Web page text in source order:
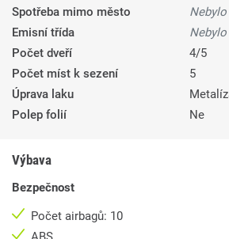
Spotřeba mimo město
Emisní třída
Počet dveří
4/5
Počet míst k sezení
5
Úprava laku
Polep folií
Ne
Výbava
Bezpečnost
Počet airbagů: 10